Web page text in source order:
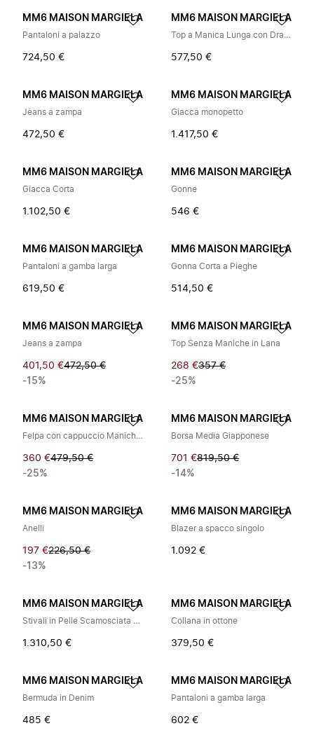
MM6 MAISON MARGIELA
Pantaloni a palazzo
724,50 €
MM6 MAISON MARGIELA
Top a Manica Lunga con Drappeggio Asimmetrico
577,50 €
MM6 MAISON MARGIELA
Jeans a zampa
472,50 €
MM6 MAISON MARGIELA
Giacca monopetto
1.417,50 €
MM6 MAISON MARGIELA
Giacca Corta
1.102,50 €
MM6 MAISON MARGIELA
Gonne
546 €
MM6 MAISON MARGIELA
Pantaloni a gamba larga
619,50 €
MM6 MAISON MARGIELA
Gonna Corta a Pieghe
514,50 €
MM6 MAISON MARGIELA
Jeans a zampa
401,50 €472,50 €
-15%
MM6 MAISON MARGIELA
Top Senza Maniche in Lana
268 €357 €
-25%
MM6 MAISON MARGIELA
Felpa con cappuccio Manichino Stampato
360 €479,50 €
-25%
MM6 MAISON MARGIELA
Borsa Media Giapponese
701 €819,50 €
-14%
MM6 MAISON MARGIELA
Anelli
197 €226,50 €
-13%
MM6 MAISON MARGIELA
Blazer a spacco singolo
1.092 €
MM6 MAISON MARGIELA
Stivali in Pelle Scamosciata Anatomic
1.310,50 €
MM6 MAISON MARGIELA
Collana in ottone
379,50 €
MM6 MAISON MARGIELA
Bermuda in Denim
485 €
MM6 MAISON MARGIELA
Pantaloni a gamba larga
602 €